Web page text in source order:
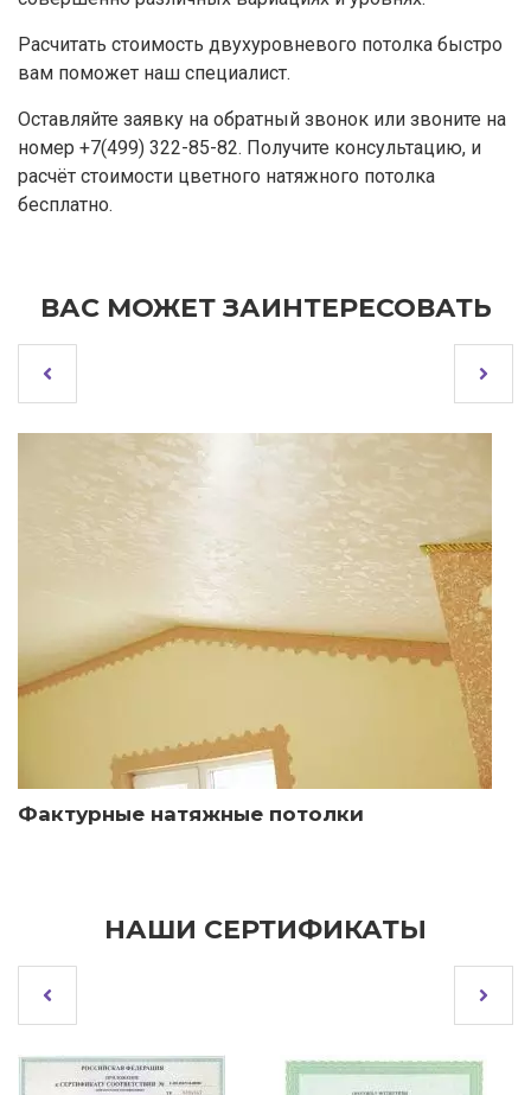
Расчитать стоимость двухуровневого потолка быстро
вам поможет наш специалист.
Оставляйте заявку на обратный звонок или звоните на
номер +7(499) 322-85-82. Получите консультацию, и
расчёт стоимости цветного натяжного потолка
бесплатно.
ВАС МОЖЕТ ЗАИНТЕРЕСОВАТЬ
Фактурные натяжные потолки
НАШИ СЕРТИФИКАТЫ